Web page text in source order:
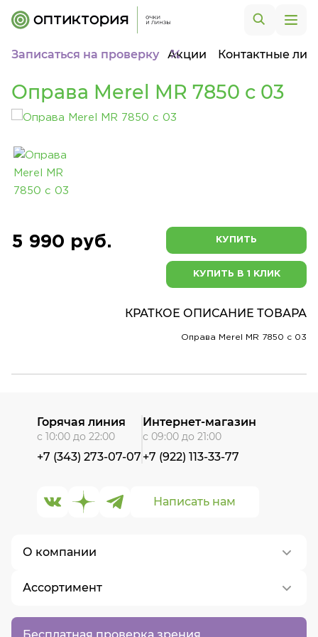
Записаться на проверку Акции Контактные
Оправа Merel MR 7850 с 03
5 990 руб. КУПИТЬ
КУПИТЬ В 1 КЛИК
КРАТКОЕ ОПИСАНИЕ ТОВАРА
Оправа Merel MR 7850 с 03
Бесплатная проверка зрения
О компании
О нас
Контакты
Ассортимент
Написать нам
Горячая линия
с 10:00 до 22:00
+7 (343) 273-07-07
Интернет-магазин
с 09:00 до 21:00
+7 (922) 113-33-77